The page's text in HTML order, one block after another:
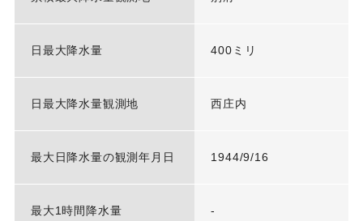
日最大降水量 400ミリ
日最大降水量観測地 西庄内
最大日降水量の観測年月日 1944/9/16
最大1時間降水量 -